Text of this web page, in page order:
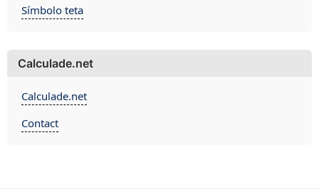
Símbolo teta
Calculade.net
Calculade.net
Contact